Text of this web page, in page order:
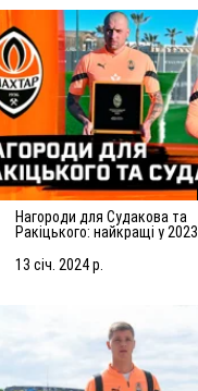
Нагороди для Судакова та
Ракіцького: найкращі у 2023
13 січ. 2024 р.